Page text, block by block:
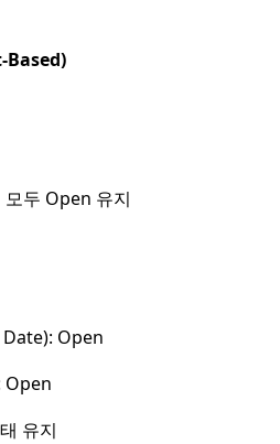
Based)
두 Open 유지
Open
Open
유지